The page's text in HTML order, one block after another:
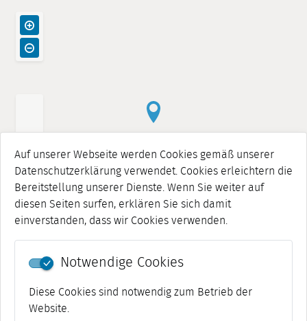
Auf unserer Webseite werden Cookies gemäß unserer
Datenschutzerklärung verwendet. Cookies erleichtern die
Bereitstellung unserer Dienste. Wenn Sie weiter auf
diesen Seiten surfen, erklären Sie sich damit
einverstanden, dass wir Cookies verwenden.
Notwendige Cookies
Diese Cookies sind notwendig zum Betrieb der
Website.